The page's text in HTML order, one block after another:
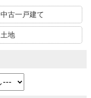
中古一戸建て
土地